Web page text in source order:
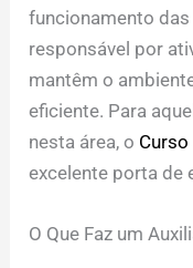
funcionamento
responsável por
mantêm o
eficiente. Para
nesta área, o
excelente porta de
O Que Faz um